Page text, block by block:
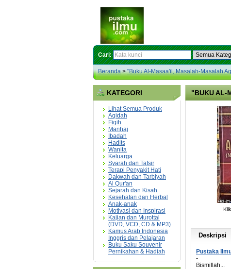
Cari:
Beranda>"Buku Al-Masaa'il, Masalah-Masalah
KATEGORI
Lihat Semua Produk
Aqidah
Fiqih
Manhaj
Ibadah
Hadits
Wanita
Keluarga
Syarah dan Tafsir
Terapi Penyakit Hati
Dakwah dan Tarbiyah
Al Qur'an
Sejarah dan Kisah
Kesehatan dan Herbal
Anak-anak
Motivasi dan Inspirasi
Kajian dan Murottal
(DVD, VCD, CD & MP3)
Kamus Arab Indonesia
Inggris dan Pelajaran
Buku Saku Souvenir
Pernikahan & Hadiah
"BUKU AL-
Deskripsi
Pustaka
-
Bismillah...